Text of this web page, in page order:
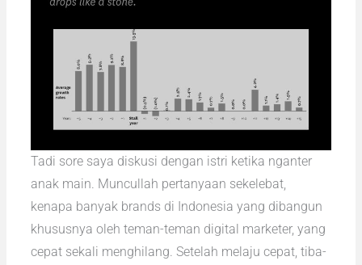
Tadi sore saya diskusi dengan istri ketika nganter
anak main. Muncullah pertanyaan sekelebat,
kenapa banyak brands di Indonesia yang dibangun
khususnya oleh teman-teman digital marketer, yang
cepat sekali menghilang. Setelah melaju cepat, tiba-